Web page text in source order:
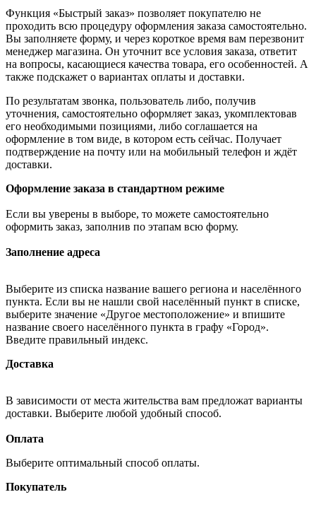
Функция «Быстрый заказ» позволяет покупателю не
проходить всю процедуру оформления заказа самостоятельно.
Вы заполняете форму, и через короткое время вам перезвонит
менеджер магазина. Он уточнит все условия заказа, ответит
на вопросы, касающиеся качества товара, его особенностей. А
также подскажет о вариантах оплаты и доставки.
По результатам звонка, пользователь либо, получив
уточнения, самостоятельно оформляет заказ, укомплектовав
его необходимыми позициями, либо соглашается на
оформление в том виде, в котором есть сейчас. Получает
подтверждение на почту или на мобильный телефон и ждёт
доставки.
Оформление заказа в стандартном режиме
Если вы уверены в выборе, то можете самостоятельно
оформить заказ, заполнив по этапам всю форму.
Заполнение адреса
Выберите из списка название вашего региона и населённого
пункта. Если вы не нашли свой населённый пункт в списке,
выберите значение «Другое местоположение» и впишите
название своего населённого пункта в графу «Город».
Введите правильный индекс.
Доставка
В зависимости от места жительства вам предложат варианты
доставки. Выберите любой удобный способ.
Оплата
Выберите оптимальный способ оплаты.
Покупатель